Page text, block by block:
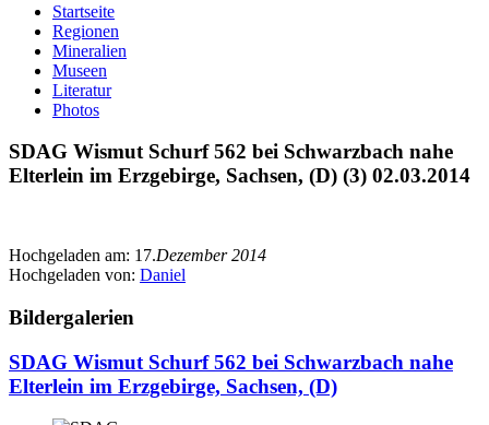
Startseite
Regionen
Mineralien
Museen
Literatur
Photos
SDAG Wismut Schurf 562 bei Schwarzbach nahe
Elterlein im Erzgebirge, Sachsen, (D) (3) 02.03.2014
Hochgeladen am: 17.Dezember 2014
Hochgeladen von: Daniel
Bildergalerien
SDAG Wismut Schurf 562 bei Schwarzbach nahe
Elterlein im Erzgebirge, Sachsen, (D)